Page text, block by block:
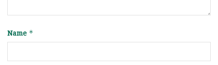
Name *